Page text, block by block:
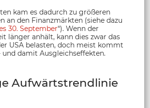
kam es dadurch zu größeren
an den Finanzmärkten (siehe dazu
30. September“). Wenn der
länger anhält, kann dies zwar das
USA belasten, doch meist kommt
und damit Ausgleichseffekten.
Aufwärtstrendlinie